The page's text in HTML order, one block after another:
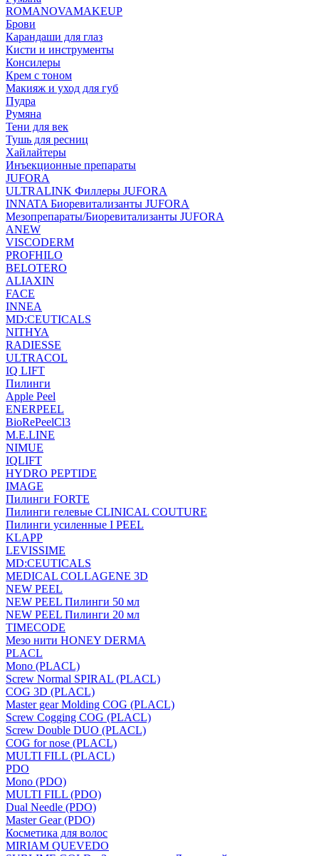
ROMANOVAMAKEUP
Брови
Карандаши для глаз
Кисти и инструменты
Консилеры
Крем с тоном
Макияж и уход для губ
Пудра
Румяна
Тени для век
Тушь для ресниц
Хайлайтеры
Инъекционные препараты
JUFORA
ULTRALINK Филлеры JUFORA
INNATA Биоревитализанты JUFORA
Мезопрепараты/Биоревитализанты JUFORA
ANEW
VISCODERM
PROFHILO
BELOTERO
ALIAXIN
FACE
INNEA
MD:CEUTICALS
NITHYA
RADIESSE
ULTRACOL
IQ LIFT
Пилинги
Apple Peel
ENERPEEL
BioRePeelCl3
M.E.LINE
NIMUE
IQLIFT
HYDRO PEPTIDE
IMAGE
Пилинги FORTE
Пилинги гелевые CLINICAL COUTURE
Пилинги усиленные I PEEL
KLAPP
LEVISSIME
MD:CEUTICALS
MEDICAL COLLAGENE 3D
NEW PEEL
NEW PEEL Пилинги 50 мл
NEW PEEL Пилинги 20 мл
TIMECODE
Мезо нити HONEY DERMA
PLACL
Mono (PLACL)
Screw Normal SPIRAL (PLACL)
COG 3D (PLACL)
Master gear Molding COG (PLACL)
Screw Cogging COG (PLACL)
Screw Double DUO (PLACL)
COG for nose (PLACL)
MULTI FILL (PLACL)
PDO
Mono (PDO)
MULTI FILL (PDO)
Dual Needle (PDO)
Master Gear (PDO)
Косметика для волос
MIRIAM QUEVEDO